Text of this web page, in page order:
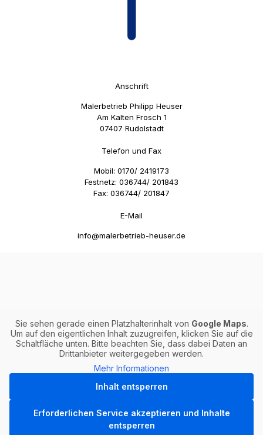
Anschrift
Malerbetrieb Philipp Heuser
Am Kalten Frosch 1
07407 Rudolstadt
Telefon und Fax
Mobil: 0170/ 2419173
Festnetz: 036744/ 201843
Fax: 036744/ 201847
E-Mail
info@malerbetrieb-heuser.de
Sie sehen gerade einen Platzhalterinhalt von Google Maps.
Um auf den eigentlichen Inhalt zuzugreifen, klicken Sie auf die
Schaltfläche unten. Bitte beachten Sie, dass dabei Daten an
Drittanbieter weitergegeben werden.
Mehr Informationen
Inhalt entsperren
Erforderlichen Service akzeptieren und Inhalte
entsperren